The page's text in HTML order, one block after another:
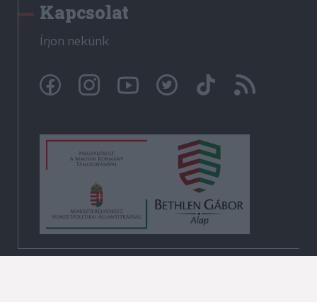
Kapcsolat
Írjon nekünk